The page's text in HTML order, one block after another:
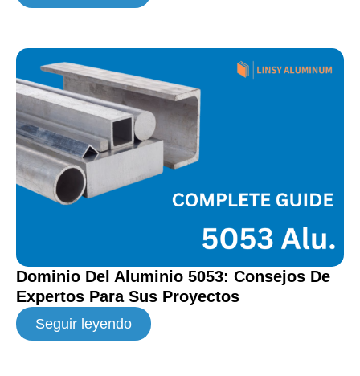
Dominio Del Aluminio 5053: Consejos De
Expertos Para Sus Proyectos
Seguir leyendo